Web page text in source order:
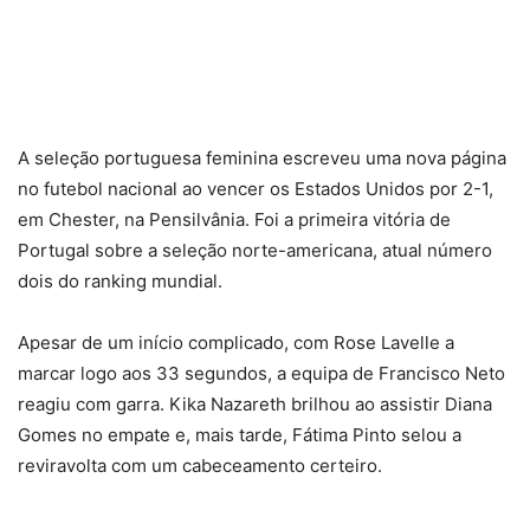
A seleção portuguesa feminina escreveu uma nova página
no futebol nacional ao vencer os Estados Unidos por 2-1,
em Chester, na Pensilvânia. Foi a primeira vitória de
Portugal sobre a seleção norte-americana, atual número
dois do ranking mundial.
Apesar de um início complicado, com Rose Lavelle a
marcar logo aos 33 segundos, a equipa de Francisco Neto
reagiu com garra. Kika Nazareth brilhou ao assistir Diana
Gomes no empate e, mais tarde, Fátima Pinto selou a
reviravolta com um cabeceamento certeiro.